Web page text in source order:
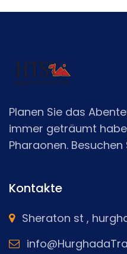
Planen Sie das
immer geträumt
Pharaonen.
Nils und unternehmen
berühmten
Kontakte
Sheraton st ,